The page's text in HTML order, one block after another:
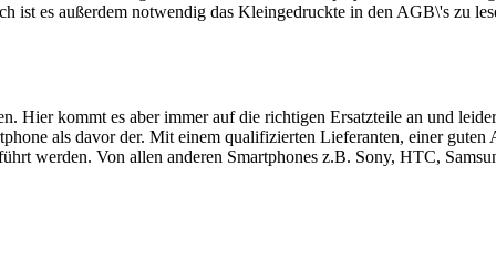
ist es außerdem notwendig das Kleingedruckte in den AGB\'s zu
Hier kommt es aber immer auf die richtigen Ersatzteile an und
als davor der. Mit einem qualifizierten Lieferanten, einer
werden. Von allen anderen Smartphones z.B. Sony, HTC,